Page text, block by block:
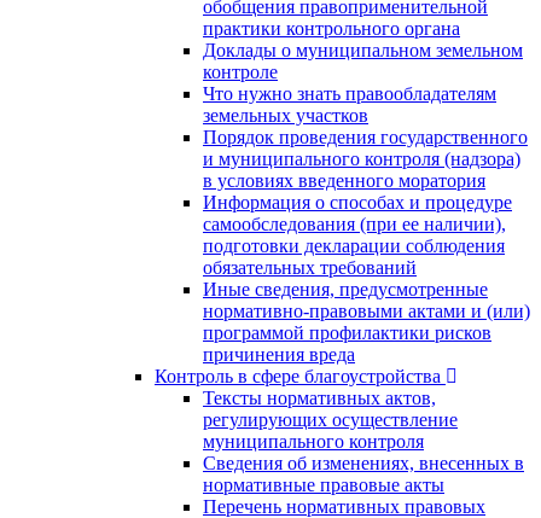
обобщения правоприменительной
практики контрольного органа
Доклады о муниципальном земельном
контроле
Что нужно знать правообладателям
земельных участков
Порядок проведения государственного
и муниципального контроля (надзора)
в условиях введенного моратория
Информация о способах и процедуре
самообследования (при ее наличии),
подготовки декларации соблюдения
обязательных требований
Иные сведения, предусмотренные
нормативно-правовыми актами и (или)
программой профилактики рисков
причинения вреда
Контроль в сфере благоустройства
Тексты нормативных актов,
регулирующих осуществление
муниципального контроля
Сведения об изменениях, внесенных в
нормативные правовые акты
Перечень нормативных правовых